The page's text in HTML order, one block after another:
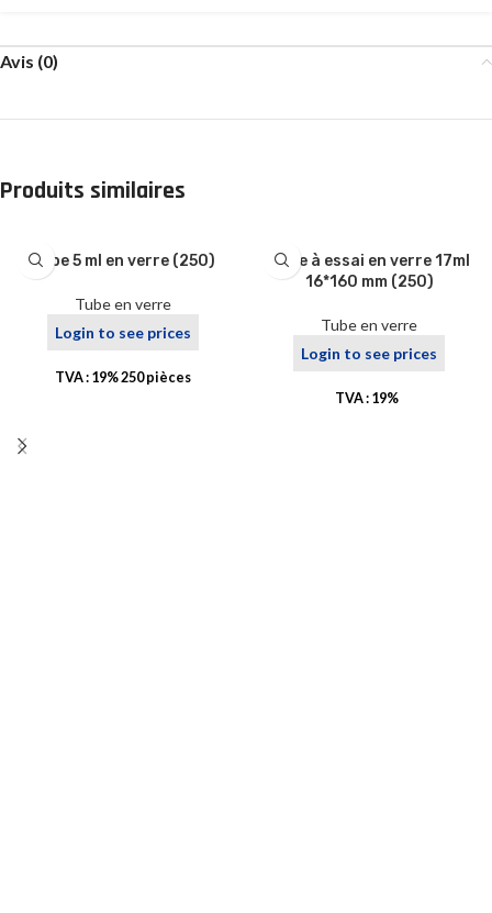
Avis (0)
Produits similaires
Tube 5 ml en verre (250)
Tube en verre
Login to see prices
TVA : 19% 250 pièces
Tube à essai en verre 17ml
16*160 mm (250)
Tube en verre
Login to see prices
TVA : 19%